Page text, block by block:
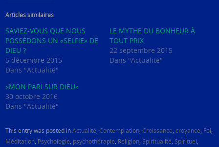
Articles similaires
SAVIEZ-VOUS QUE NOUS
POSSÉDONS UN «SELFIE» DE
DIEU ?
5 décembre 2015
Dans "Actualité"
LE MYTHE DU BONHEUR À
TOUT PRIX
22 septembre 2015
Dans "Actualité"
«MON PARI SUR DIEU»
30 octobre 2016
Dans "Actualité"
This entry was posted inActualité ,Contemplation ,Croissance ,croyance Foi
Méditation Psychologie psychothérapie Religion Spiritualité Spirituel